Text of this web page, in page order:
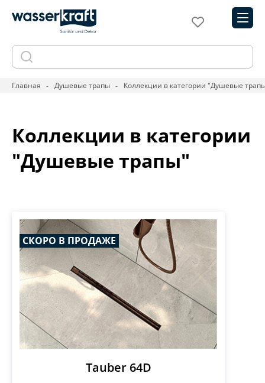
Главная Душевые трапы Коллекции в категории "Душевые
Коллекции в категории
"Душевые трапы"
СКОРО В ПРОДАЖЕ
Tauber 64D